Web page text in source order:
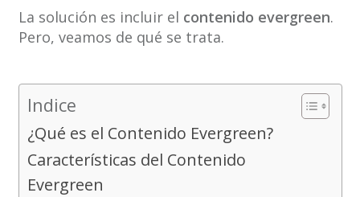
La solución es incluir el contenido evergreen.
Pero, veamos de qué se trata.
Indice
¿Qué es el Contenido Evergreen?
Características del Contenido
Evergreen